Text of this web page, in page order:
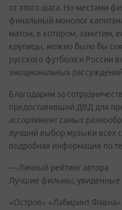
от этого шага. Но местами
финальный монолог
матом, в котором, заметим,
крупицы, можно было бы
русского футбола и России
эмоциональных
Благодарим за
предоставивший ДВД для
ассортимент самых
лучший выбор музыки всех
подробная информация по
~~Личный рейтинг автора
Лучшие фильмы, увиденные
«Остров» «Лабиринт